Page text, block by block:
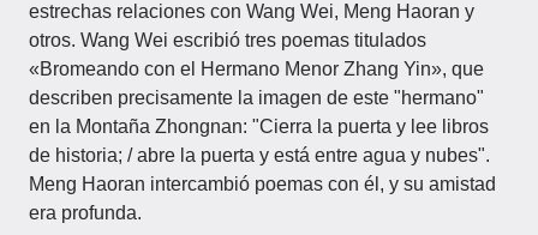
estrechas relaciones con Wang Wei, Meng Haoran y
otros. Wang Wei escribió tres poemas titulados
«Bromeando con el Hermano Menor Zhang Yin», que
describen precisamente la imagen de este "hermano"
en la Montaña Zhongnan: "Cierra la puerta y lee libros
de historia; / abre la puerta y está entre agua y nubes".
Meng Haoran intercambió poemas con él, y su amistad
era profunda.